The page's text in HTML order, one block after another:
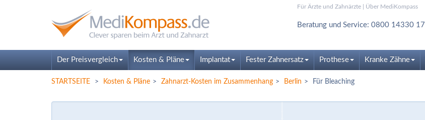
Für Ärzte und Zahnärzte| Über MediKompass
Beratung und Service: 0800 14330 17
Der Preisvergleich Kosten & Pläne Implantat Fester Zahnersatz Prothese Kranke Zähne
STARTSEITE Kosten & Pläne Zahnarzt-Kosten im Zusammenhang Berlin Für Bleaching